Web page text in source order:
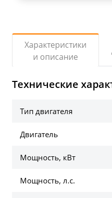
Характеристики
и описание
Технические
Тип двигателя
Двигатель
Мощность, кВт
Мощность, л.с.